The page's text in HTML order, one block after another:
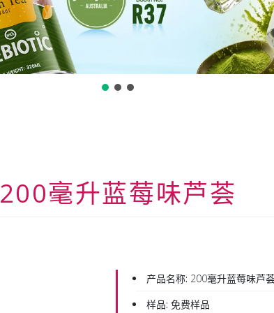
200毫升蓝莓味芦荟
产品名称: 200毫升蓝莓味芦
样品: 免费样品